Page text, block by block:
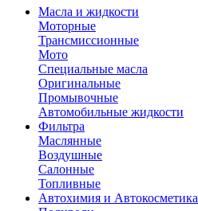
Масла и жидкости
Моторные
Трансмиссионные
Мото
Специальные масла
Оригинальные
Промывочные
Автомобильные жидкости
Фильтра
Маслянные
Воздушные
Салонные
Топливные
Автохимия и Автокосметика